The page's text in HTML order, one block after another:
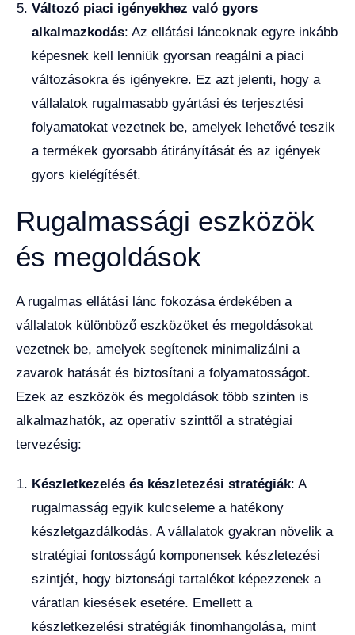
Változó piaci igényekhez való gyors
alkalmazkodás: Az ellátási láncoknak egyre inkább
képesnek kell lenniük gyorsan reagálni a piaci
változásokra és igényekre. Ez azt jelenti, hogy a
vállalatok rugalmasabb gyártási és terjesztési
folyamatokat vezetnek be, amelyek lehetővé teszik
a termékek gyorsabb átirányítását és az igények
gyors kielégítését.
Rugalmassági eszközök
és megoldások
A rugalmas ellátási lánc fokozása érdekében a
vállalatok különböző eszközöket és megoldásokat
vezetnek be, amelyek segítenek minimalizálni a
zavarok hatását és biztosítani a folyamatosságot.
Ezek az eszközök és megoldások több szinten is
alkalmazhatók, az operatív szinttől a stratégiai
tervezésig:
Készletkezelés és készletezési stratégiák: A
rugalmasság egyik kulcseleme a hatékony
készletgazdálkodás. A vállalatok gyakran növelik a
stratégiai fontosságú komponensek készletezési
szintjét, hogy biztonsági tartalékot képezzenek a
váratlan kiesések esetére. Emellett a
készletkezelési stratégiák finomhangolása, mint